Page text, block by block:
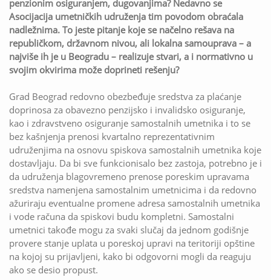
penzionim osiguranjem, dugovanjima? Nedavno se
Asocijacija umetničkih udruženja tim povodom obraćala
nadležnima. To jeste pitanje koje se načelno rešava na
republičkom, državnom nivou, ali lokalna samouprava – a
najviše ih je u Beogradu – realizuje stvari, a i normativno u
svojim okvirima može doprineti rešenju?
Grad Beograd redovno obezbeđuje sredstva za plaćanje
doprinosa za obavezno penzijsko i invalidsko osiguranje,
kao i zdravstveno osiguranje samostalnih umetnika i to se
bez kašnjenja prenosi kvartalno reprezentativnim
udruženjima na osnovu spiskova samostalnih umetnika koje
dostavljaju. Da bi sve funkcionisalo bez zastoja, potrebno je i
da udruženja blagovremeno prenose poreskim upravama
sredstva namenjena samostalnim umetnicima i da redovno
ažuriraju eventualne promene adresa samostalnih umetnika
i vode računa da spiskovi budu kompletni. Samostalni
umetnici takođe mogu za svaki slučaj da jednom godišnje
provere stanje uplata u poreskoj upravi na teritoriji opštine
na kojoj su prijavljeni, kako bi odgovorni mogli da reaguju
ako se desio propust.